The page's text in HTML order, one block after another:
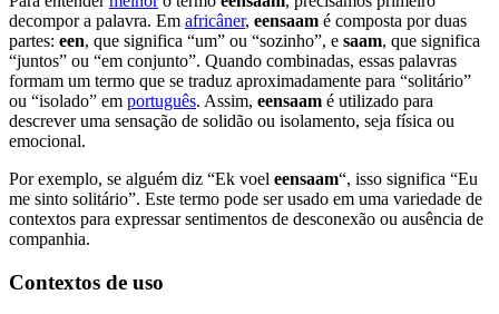
decompor a palavra. Em africâner, eensaam é composta por duas
partes: een, que significa “um” ou “sozinho”, e saam, que significa
“juntos” ou “em conjunto”. Quando combinadas, essas palavras
formam um termo que se traduz aproximadamente para “solitário”
ou “isolado” em português. Assim, eensaam é utilizado para
descrever uma sensação de solidão ou isolamento, seja física ou
emocional.
Por exemplo, se alguém diz “Ek voel eensaam“, isso significa “Eu
me sinto solitário”. Este termo pode ser usado em uma variedade de
contextos para expressar sentimentos de desconexão ou ausência de
companhia.
Contextos de uso